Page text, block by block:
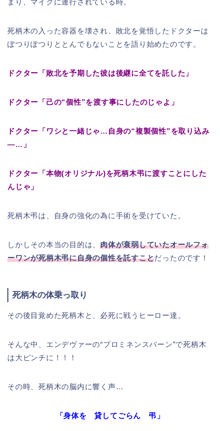
死柄木の入った容器を壊され、敗北を覚悟したドクターは
ぽつりぽつりととんでもないことを語り始めたのです。
ドクター「敗北を予期した彼は後継に全てを託した」
ドクター「己の“個性”を渡す事にしたのじゃよ」
ドクター「ワシと一緒じゃ…自身の“複製個性”を取り込み
―…」
ドクター「本物(オリジナル)を死柄木弔に渡すことにした
んじゃ」
死柄木弔は、自身の強化の為に手術を受けていた。
しかしその本当の目的は、肉体が衰弱していたオールフォ
ーワンが死柄木弔に自身の個性を託すことだったのです！
死柄木の体乗っ取り
その後目覚めた死柄木と、必死に戦うヒーロー達。
そんな中、エンデヴァーの“プロミネンスバーン”で死柄木
は大ピンチに！！！
その時、死柄木の脳内に響く声…
「身体を 貸してごらん 弔」